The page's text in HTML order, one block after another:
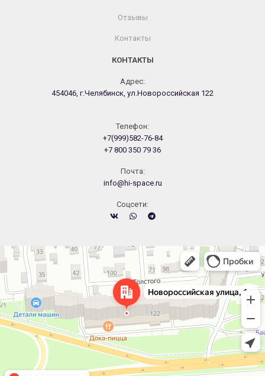
Отзывы
Контакты
КОНТАКТЫ
Адрес:
454046, г.Челябинск, ул.Новороссийская 122
Телефон:
+7(999)582-76-84
+7 800 350 79 36
Почта:
info@hi-space.ru
Cоцсети:
Челябинск
Новороссийская улица, 122 — Яндекс.Карты